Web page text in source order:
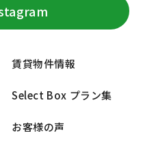
賃貸物件情報
Select Box プラン集
お客様の声